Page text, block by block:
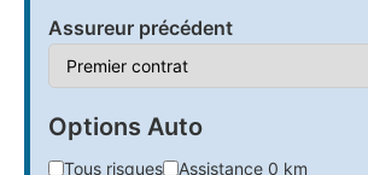
Assureur précédent
Options Auto
Tous risques
Assistance 0 km